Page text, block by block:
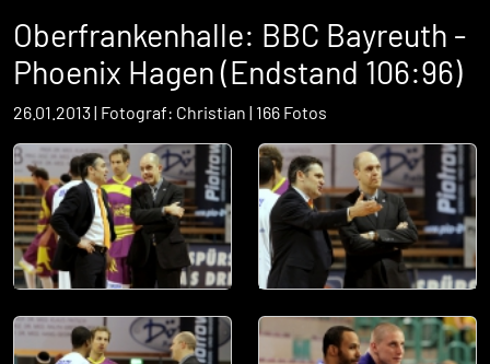
Oberfrankenhalle: BBC Bayreuth -
Phoenix Hagen (Endstand 106:96)
26.01.2013 | Fotograf: Christian | 166 Fotos